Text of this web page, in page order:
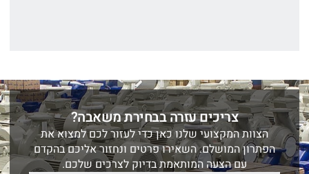
צריכים עזרה בבחירת משאבה?
הצוות המקצועי שלנו כאן כדי לעזור לכם למצוא את
הפתרון המושלם. השאירו פרטים ונחזור אליכם בהקדם
עם הצעה המותאמת בדיוק לצרכים שלכם.